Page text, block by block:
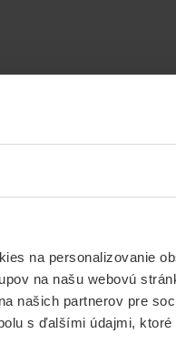
na personalizovanie
na našu webovú
našich partnerov pre
s ďalšími údajmi,